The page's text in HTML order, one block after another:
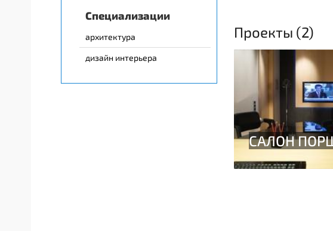
Специализации
архитектура
дизайн интерьера
Проекты (2)